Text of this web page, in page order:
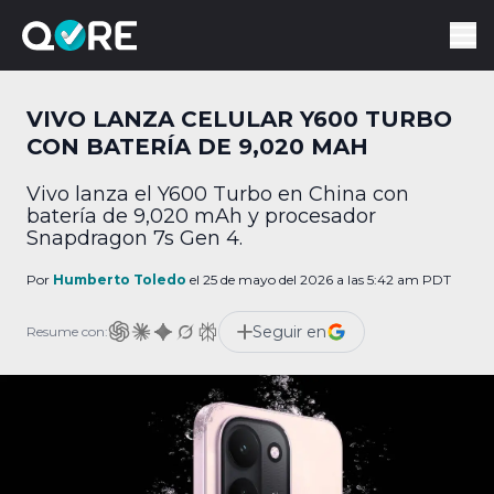
VIVO LANZA CELULAR Y600 TURBO
CON BATERÍA DE 9,020 MAH
Vivo lanza el Y600 Turbo en China con
batería de 9,020 mAh y procesador
Snapdragon 7s Gen 4.
Por Humberto Toledo el 25 de mayo del 2026 a las 5:42 am PDT
Resume con: Seguir en